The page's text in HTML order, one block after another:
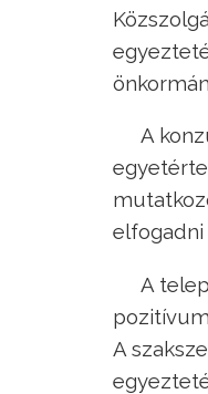
A
elfogadni
A
A